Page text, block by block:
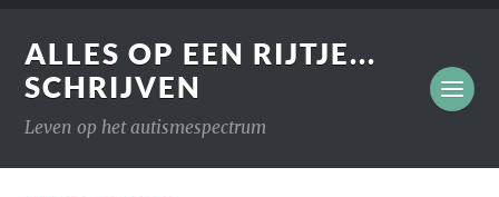
ALLES OP EEN RIJTJE...
SCHRIJVEN
Leven op het autismespectrum